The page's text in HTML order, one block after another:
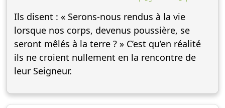
Ils disent : « Serons-nous rendus à la vie
lorsque nos corps, devenus poussière, se
seront mêlés à la terre ? » C’est qu’en réalité
ils ne croient nullement en la rencontre de
leur Seigneur.